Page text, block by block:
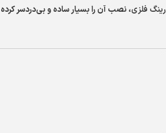
رینگ فلزی، نصب آن را بسیار ساده و بی‌دردسر کرده